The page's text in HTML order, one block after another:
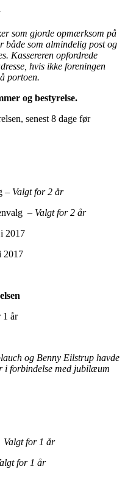
som gjorde opmærksom på
både som almindelig post og
Kassereren opfordrede
hvis ikke foreningen
portoen.
og bestyrelse.
senest 8 dage før
– Valgt for 2 år
– Valgt for 2 år
2017
2017
1 år
og Benny Eilstrup havde
i forbindelse med jubilæum
Valgt for 1 år
for 1 år